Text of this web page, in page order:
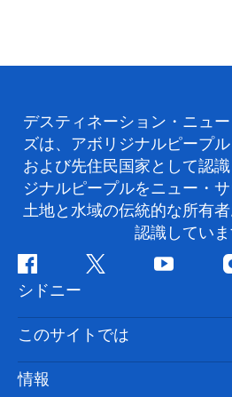
デスティネーション・ニュ
ズは、アボリジナルピープ
および先住民国家として認
ジナルピープルをニュー・
土地と水域の伝統的な所有
認識していま
フ
ェ
イ
ス
ブ
ッ
ツ
ッ
タ
ー
ユ
チ
ー
シドニー
お問い合わせ
免責事項
このサイトでは
目的地
情報